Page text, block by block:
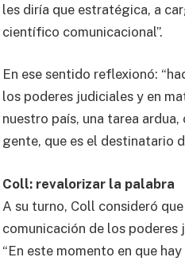
les diría que estratégica, a
científico comunicacional”.
En ese sentido reflexionó:
los poderes judiciales y en
nuestro país, una tarea
gente, que es el destinatario
Coll: revalorizar la palabra
A su turno, Coll consideró
comunicación de los poderes
“En este momento en que